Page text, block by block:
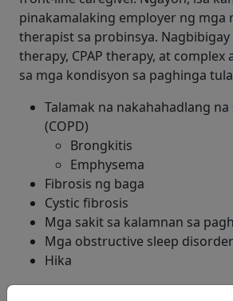
pinakamalaking employer ng mga
therapist sa probinsya.
therapy, CPAP therapy, at complex
sa mga kondisyon sa paghinga
Talamak na nakahahadlang na
(COPD)
Brongkitis
Emphysema
Fibrosis ng baga
Cystic fibrosis
Mga sakit sa kalamnan sa
Mga obstructive sleep
Hika